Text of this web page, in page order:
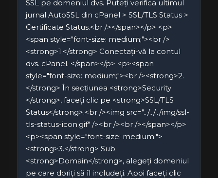
SSL pe domeniul dvs. Puteți verifica ultimul
jurnal AutoSSL din cPanel > SSL/TLS Status >
Certificate Status.<br /></span></p> <p>
<span style="font-size: medium;"><br />
<strong>1.</strong> Conectați-vă la contul
dvs. cPanel. </span></p> <p><span
style="font-size: medium;"><br /><strong>2.
</strong> În secțiunea <strong>Security
</strong>, faceți clic pe <strong>SSL/TLS
Status</strong>.<br /><img src="../../../img/ssl-
tls-status-icon.gif" /><br /><br /></span></p>
<p><span style="font-size: medium;">
<strong>3.</strong> Sub
<strong>Domain</strong>, alegeți domeniul
pe care doriți să îl includeți. Apoi faceți clic